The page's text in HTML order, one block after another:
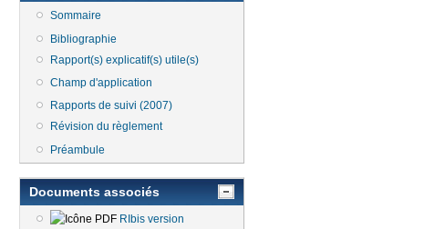
Sommaire
Bibliographie
Rapport(s) explicatif(s) utile(s)
Champ d'application
Rapports de suivi (2007)
Révision du règlement
Préambule
Documents associés
RIbis version